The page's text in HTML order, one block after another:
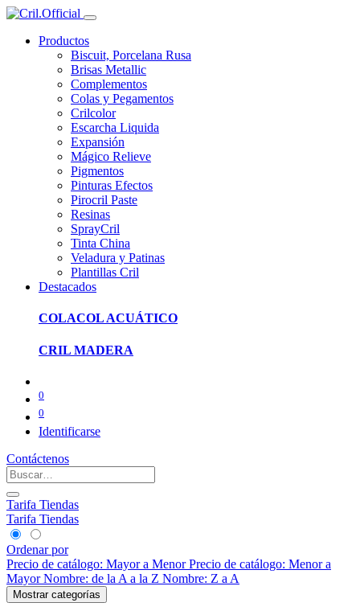
Productos
Biscuit, Porcelana Rusa
Brisas Metallic
Complementos
Colas y Pegamentos
Crilcolor
Escarcha Liquida
Expansión
Mágico Relieve
Pigmentos
Pinturas Efectos
Pirocril Paste
Resinas
SprayCril
Tinta China
Veladura y Patinas
Plantillas Cril
Destacados
COLACOL ACUÁTICO
CRIL MADERA
0
0
Identificarse
Contáctenos
Tarifa Tiendas
Tarifa Tiendas
Ordenar por
Precio de catálogo: Mayor a Menor Precio de catálogo: Menor a
Mayor Nombre: de la A a la Z Nombre: Z a A
Mostrar categorías